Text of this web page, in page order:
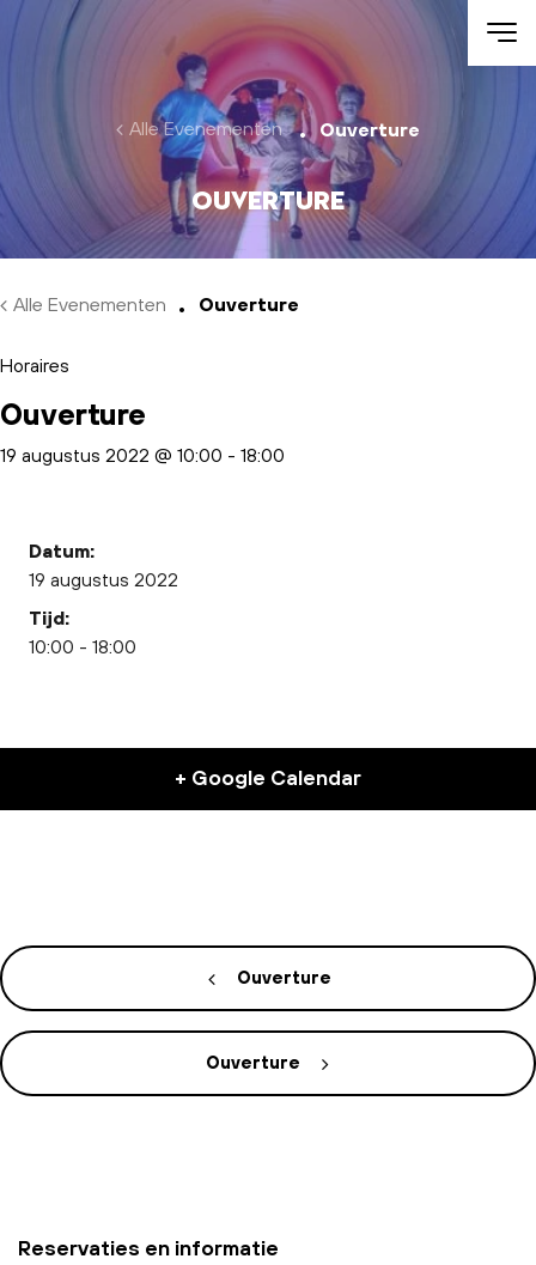
Skip to main content
Alle Evenementen Ouverture
Ouverture
Alle Evenementen Ouverture
Horaires
Ouverture
19 augustus 2022 @ 10:00 - 18:00
Datum:
19 augustus 2022
Tijd:
10:00 - 18:00
+ Google Calendar
Ouverture
Ouverture
Reservaties en informatie